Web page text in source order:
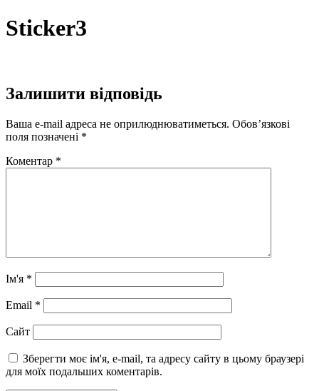
Перейти
до
Sticker3
Залишити відповідь
Ваша e-mail адреса не оприлюднюватиметься. Обов’язкові
поля позначені *
Коментар *
Ім'я *
Email *
Сайт
Зберегти моє ім'я, e-mail, та адресу сайту в цьому браузері
для моїх подальших коментарів.